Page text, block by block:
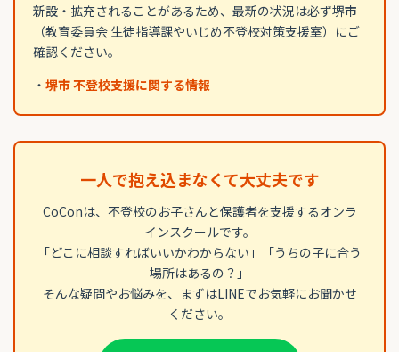
新設・拡充されることがあるため、最新の状況は必ず堺市
（教育委員会 生徒指導課やいじめ不登校対策支援室）にご
確認ください。
・ 堺市 不登校支援に関する情報
一人で抱え込まなくて大丈夫です
CoConは、不登校のお子さんと保護者を支援するオンラ
インスクールです。
「どこに相談すればいいかわからない」「うちの子に合う
場所はあるの？」
そんな疑問やお悩みを、まずはLINEでお気軽にお聞かせ
ください。